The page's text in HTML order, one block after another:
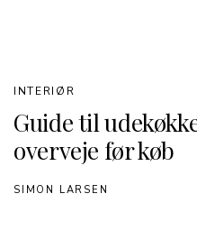
Guide til
overveje før køb
INTERIØR
SIMON LARSEN